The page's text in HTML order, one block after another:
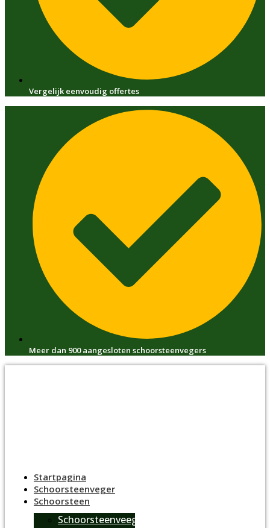
Vergelijk eenvoudig offertes
Meer dan 900 aangesloten schoorsteenvegers
Startpagina
Schoorsteenveger
Schoorsteen
Schoorsteenveegbedrijf